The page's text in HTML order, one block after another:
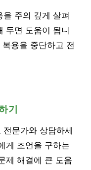
주의 깊게 살펴
두면 도움이 됩니
용을 중단하고 전
기
문가와 상담하세
게 조언을 구하는
제 해결에 큰 도움